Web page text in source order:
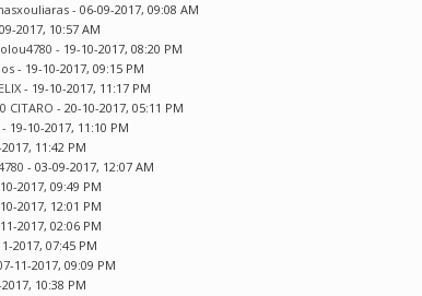
- 06-09-2017, 09:08 AM
2017, 10:57 AM
- 19-10-2017, 08:20 PM
- 19-10-2017, 09:15 PM
- 19-10-2017, 11:17 PM
CITARO - 20-10-2017, 05:11 PM
- 19-10-2017, 11:10 PM
11:42 PM
- 03-09-2017, 12:07 AM
2017, 09:49 PM
2017, 12:01 PM
2017, 02:06 PM
2017, 07:45 PM
11-2017, 09:09 PM
10:38 PM